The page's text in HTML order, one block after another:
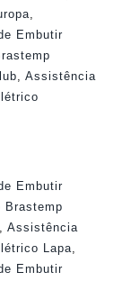
Embutir
Assistência
Embutir
Brastemp
, Assistência
Lapa,
Embutir